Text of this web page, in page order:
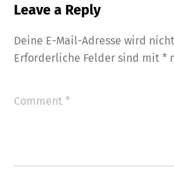
Leave a Reply
Deine E-Mail-Adresse wird
Erforderliche Felder sind mit *